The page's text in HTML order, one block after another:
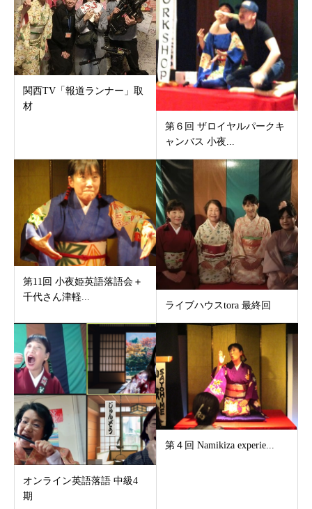
関西TV「報道ランナー」取
材
第６回 ザロイヤルパークキ
ャンバス 小夜...
第11回 小夜姫英語落語会＋
千代さん津軽...
ライブハウスtora 最終回
オンライン英語落語 中級4
期
第４回 Namikiza experie...